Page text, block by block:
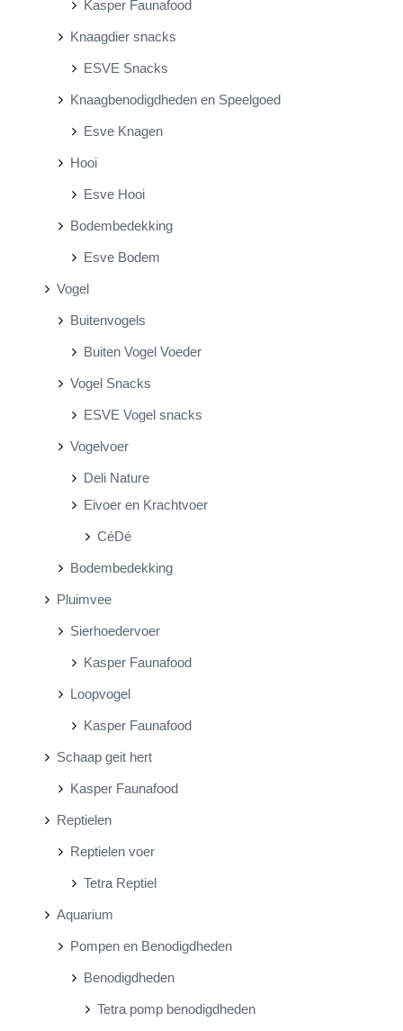
Kasper Faunafood
Knaagdier snacks
ESVE Snacks
Knaagbenodigdheden en Speelgoed
Esve Knagen
Hooi
Esve Hooi
Bodembedekking
Esve Bodem
Vogel
Buitenvogels
Buiten Vogel Voeder
Vogel Snacks
ESVE Vogel snacks
Vogelvoer
Deli Nature
Eivoer en Krachtvoer
CéDé
Bodembedekking
Pluimvee
Sierhoedervoer
Kasper Faunafood
Loopvogel
Kasper Faunafood
Schaap geit hert
Kasper Faunafood
Reptielen
Reptielen voer
Tetra Reptiel
Aquarium
Pompen en Benodigdheden
Benodigdheden
Tetra pomp benodigdheden